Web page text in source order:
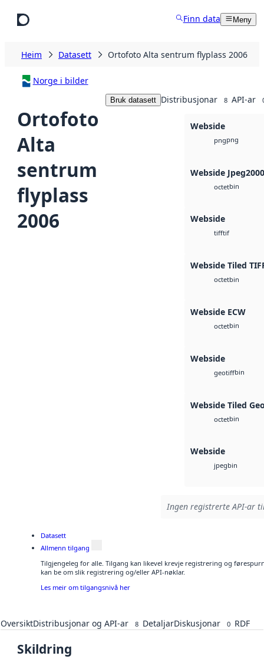
Finn data Meny
Heim Datasett Ortofoto Alta sentrum flyplass 2006
Norge i bilder
Ortofoto
Alta
sentrum
flyplass
2006
Bruk datasett Distribusjonar 8 API-ar
Webside
pngpng
Webside Jpeg2000
octetbin
Webside
tifftif
Webside Tiled
octetbin
Webside ECW
octetbin
Webside
geotiffbin
Webside Tiled
octetbin
Webside
jpegbin
Ingen registrerte API-ar
Datasett
Allmenn tilgang
Tilgjengeleg for alle. Tilgang kan likevel krevje registrering og
kan be om slik registrering og/eller API-nøklar.
Les meir om tilgangsnivå her
OversiktDistribusjonar og API-ar 8 DetaljarDiskusjonar 0 RDF
Skildring